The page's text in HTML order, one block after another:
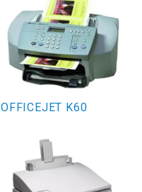
OFFICEJET K60